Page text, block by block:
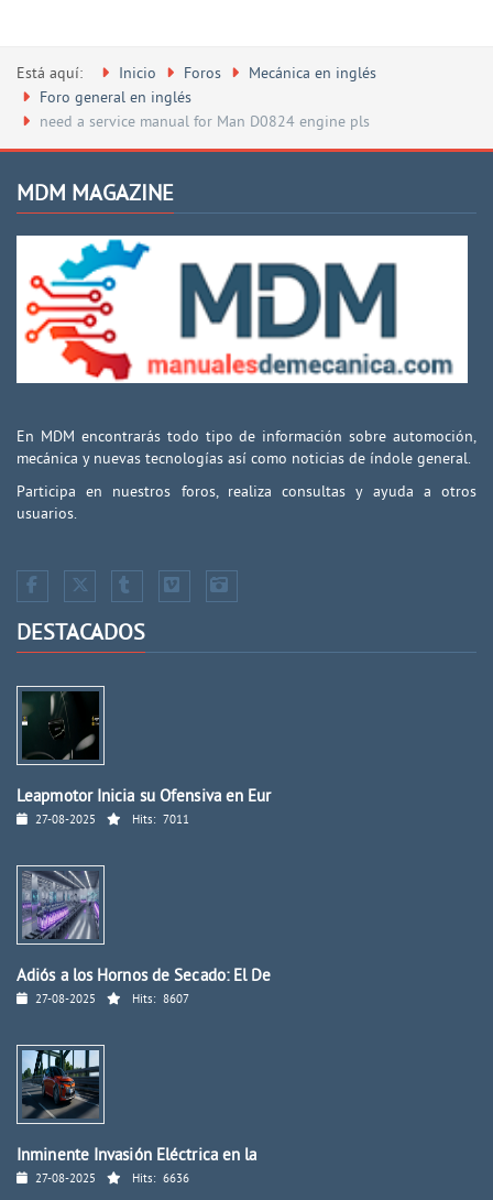
Está aquí: Inicio Foros
Mecánica en inglés
Foro general en inglés
need a service manual for Man D0824 engine pls
MDM MAGAZINE
En MDM encontrarás todo tipo de información sobre automoción,
mecánica y nuevas tecnologías así como noticias de índole general.
Participa en nuestros foros, realiza consultas y ayuda a otros
usuarios.
DESTACADOS
Leapmotor Inicia su Ofensiva en Eur
27-08-2025 Hits: 7011
Adiós a los Hornos de Secado: El De
27-08-2025 Hits: 8607
Inminente Invasión Eléctrica en la
27-08-2025 Hits: 6636